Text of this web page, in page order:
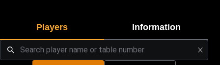
Players Information